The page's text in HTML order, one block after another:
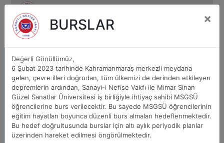
BURSLAR ×
Değerli Gönüllümüz,
6 Şubat 2023 tarihinde Kahramanmaraş merkezli meydana
gelen, çevre illeri doğrudan, tüm ülkemizi de derinden etkileyen
depremlerin ardından, Sanayi-i Nefise Vakfı ile Mimar Sinan
Güzel Sanatlar Üniversitesi iş birliğiyle ihtiyaç sahibi MSGSÜ
öğrencilerine burs verilecektir. Bu sayede MSGSÜ öğrencilerinin
eğitim hayatları boyunca düzenli burs almaları hedeflenmektedir.
Bu hedef doğrultusunda burslar için altı aylık periyodik planlar
üzerinden hareket edilmesi öngörülmektedir.
Sanayi-i Nefise Vakfı